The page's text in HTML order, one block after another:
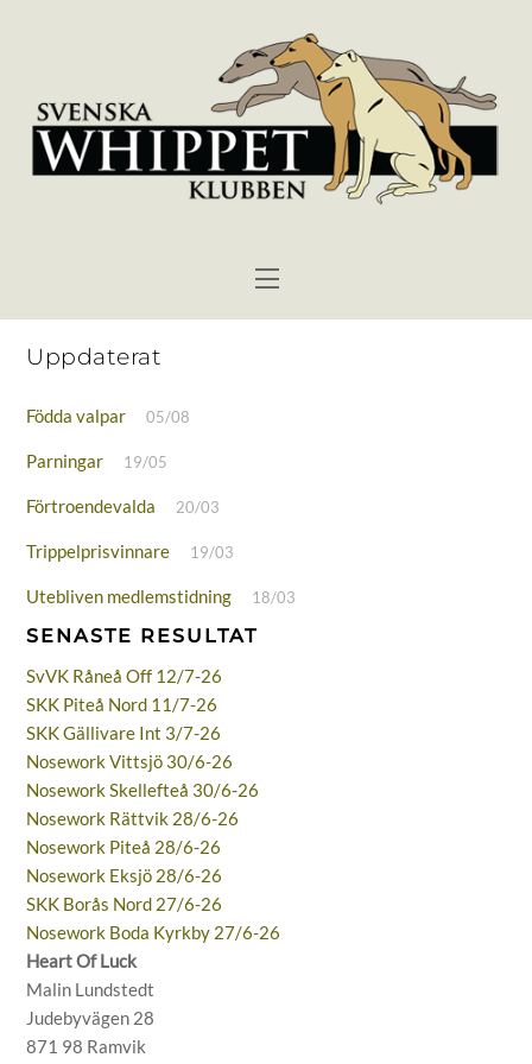
Menu
Uppdaterat
Födda valpar 05/08
Parningar 19/05
Förtroendevalda 20/03
Trippelprisvinnare 19/03
Utebliven medlemstidning 18/03
SENASTE RESULTAT
SvVK Råneå Off 12/7-26
SKK Piteå Nord 11/7-26
SKK Gällivare Int 3/7-26
Nosework Vittsjö 30/6-26
Nosework Skellefteå 30/6-26
Nosework Rättvik 28/6-26
Nosework Piteå 28/6-26
Nosework Eksjö 28/6-26
SKK Borås Nord 27/6-26
Nosework Boda Kyrkby 27/6-26
Heart Of Luck
Malin Lundstedt
Judebyvägen 28
871 98 Ramvik